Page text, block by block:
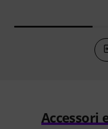
Accessori